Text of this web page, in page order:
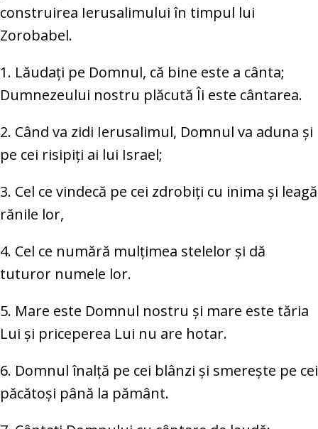
construirea Ierusalimului în timpul lui
Zorobabel.
1. Lăudați pe Domnul, că bine este a cânta;
Dumnezeului nostru plăcută Îi este cântarea.
2. Când va zidi Ierusalimul, Domnul va aduna și
pe cei risipiți ai lui Israel;
3. Cel ce vindecă pe cei zdrobiți cu inima și leagă
rănile lor,
4. Cel ce numără mulțimea stelelor și dă
tuturor numele lor.
5. Mare este Domnul nostru și mare este tăria
Lui și priceperea Lui nu are hotar.
6. Domnul înalță pe cei blânzi și smerește pe cei
păcătoși până la pământ.